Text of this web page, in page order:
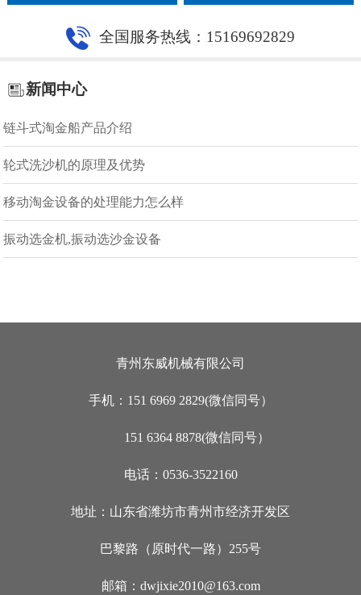
全国服务热线：15169692829
新闻中心
链斗式淘金船产品介绍
轮式洗沙机的原理及优势
移动淘金设备的处理能力怎么样
振动选金机,振动选沙金设备
青州东威机械有限公司
手机：151 6969 2829(微信同号）
151 6364 8878(微信同号）
电话：0536-3522160
地址：山东省潍坊市青州市经济开发区
巴黎路（原时代一路）255号
邮箱：dwjixie2010@163.com